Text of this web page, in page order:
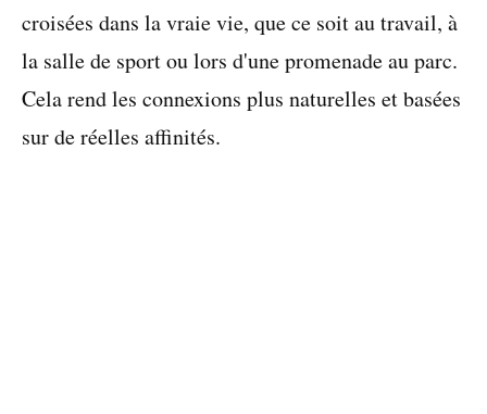
croisées dans la vraie vie, que ce soit au travail, à
la salle de sport ou lors d'une promenade au parc.
Cela rend les connexions plus naturelles et basées
sur de réelles affinités.